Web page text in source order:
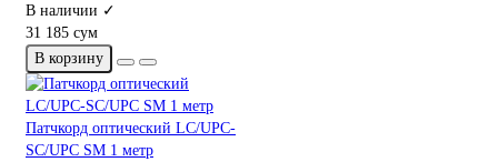
В наличии ✓
31 185 сум
В корзину
Патчкорд оптический LC/UPC-
SC/UPC SM 1 метр